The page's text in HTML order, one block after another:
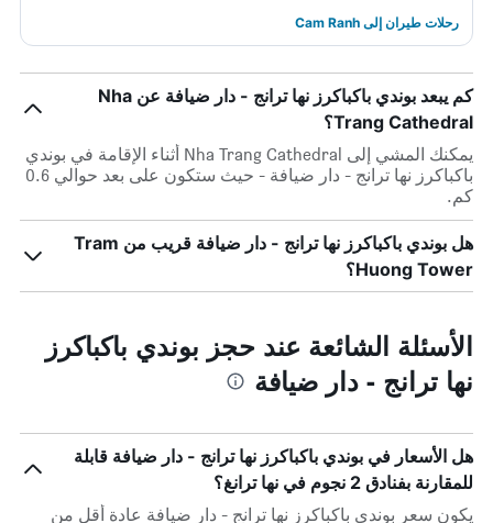
رحلات طيران إلى Cam Ranh
كم يبعد بوندي باكباكرز نها ترانج - دار ضيافة عن Nha
Trang Cathedral؟
يمكنك المشي إلى Nha Trang Cathedral أثناء الإقامة في بوندي
باكباكرز نها ترانج - دار ضيافة - حيث ستكون على بعد حوالي 0.6
كم.
هل بوندي باكباكرز نها ترانج - دار ضيافة قريب من Tram
Huong Tower؟
الأسئلة الشائعة عند حجز بوندي باكباكرز
نها ترانج - دار ضيافة
هل الأسعار في بوندي باكباكرز نها ترانج - دار ضيافة قابلة
للمقارنة بفنادق 2 نجوم في نها ترانغ؟
يكون سعر بوندي باكباكرز نها ترانج - دار ضيافة عادة أقل من